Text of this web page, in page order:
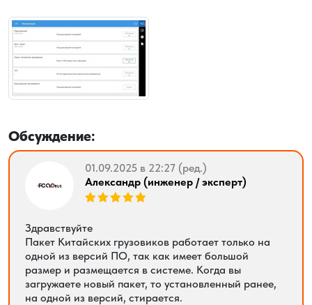
Обсуждение:
Александр (инженер / эксперт)
01.09.2025 в 22:27 (ред.)
Здравствуйте
Пакет Китайских грузовиков работает только на
одной из версий ПО, так как имеет большой
размер и размещается в системе. Когда вы
загружаете новый пакет, то установленный ранее,
на одной из версий, стирается.